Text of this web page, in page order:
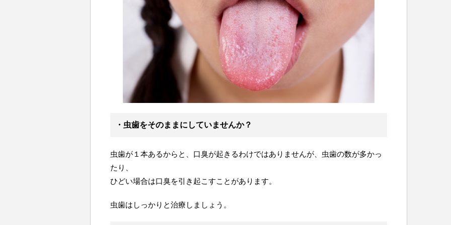
・虫歯をそのままにしていませんか？
虫歯が１本あるからと、口臭が起きるわけではありませんが、虫歯の数が多かっ
たり、
ひどい場合は口臭を引き起こすことがあります。
虫歯はしっかりと治療しましょう。